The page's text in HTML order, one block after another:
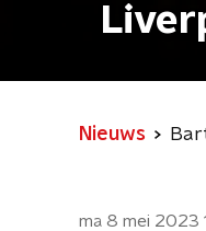
Nieuws
ma 8 mei 2023